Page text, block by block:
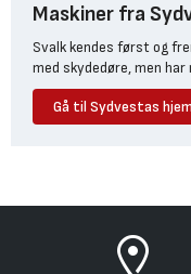
Maskiner fra
Svalk kendes først og
med skydedøre, men
Gå til Sydvestas